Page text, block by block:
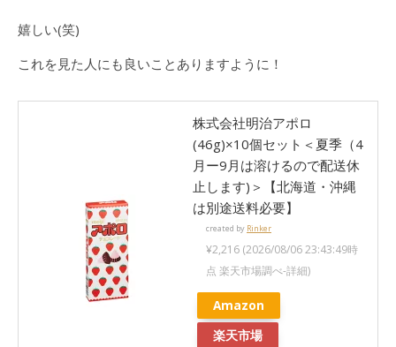
嬉しい(笑)
これを見た人にも良いことありますように！
株式会社明治アポロ
(46g)×10個セット＜夏季（4
月ー9月は溶けるので配送休
止します)＞【北海道・沖縄
は別途送料必要】
created by Rinker
¥2,216 (2026/08/06 23:43:49時
点 楽天市場調べ-詳細)
Amazon
楽天市場